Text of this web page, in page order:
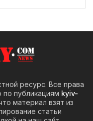
ресурс. Все права
публикациям kyiv-
материал взят из
статьи